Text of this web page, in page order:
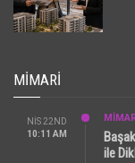
MIMARI
NIS 22ND
10:11 AM
ile